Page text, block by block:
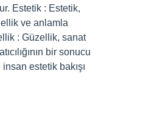
Estetik : Estetik,
ve anlamla
: Güzellik, sanat
bir sonucu
estetik bakışı